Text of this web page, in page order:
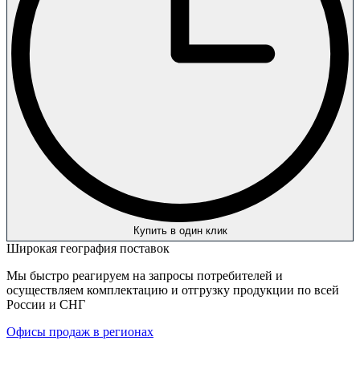
Купить в один клик
Широкая география поставок
Мы быстро реагируем на запросы потребителей и
осуществляем комплектацию и отгрузку продукции по всей
России и СНГ
Офисы продаж в регионах